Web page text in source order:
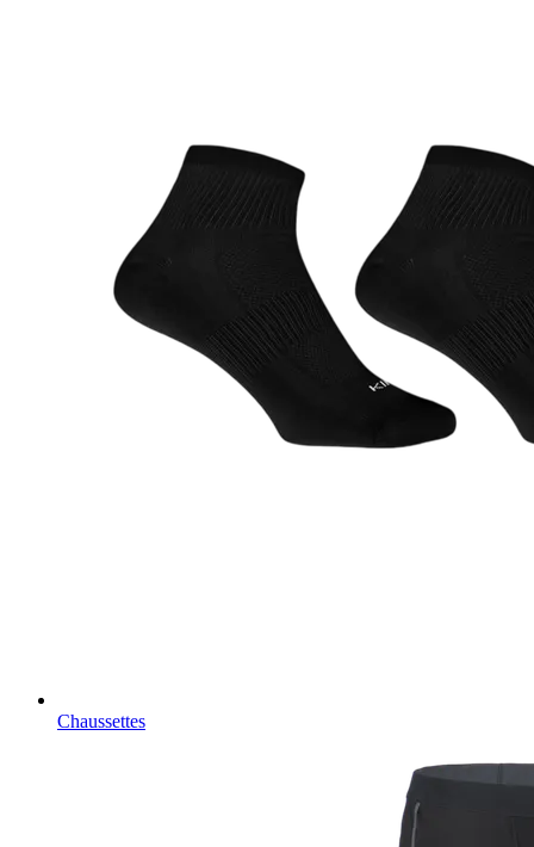
Chaussettes